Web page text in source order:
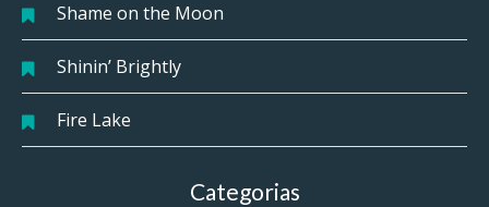
Shame on the Moon
Shinin’ Brightly
Fire Lake
Categorias